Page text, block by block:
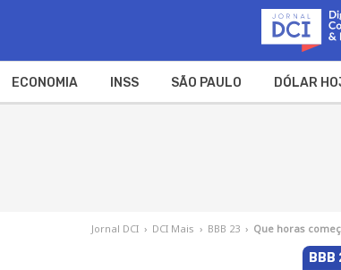
ECONOMIA INSS SÃO PAULO DÓLAR
Jornal DCI › DCI Mais › BBB 23 › Que horas
BBB